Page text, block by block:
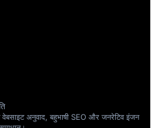
अनुवाद, बहुभाषी SEO और जनरेटिव इंजन